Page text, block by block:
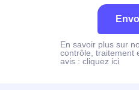
En savoir plus sur
contrôle, traitement
avis : cliquez ici